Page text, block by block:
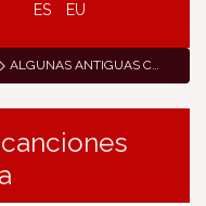
ES EU
ALGUNAS ANTIGUAS CANCIONES ESCOLARES EN EUSKERA